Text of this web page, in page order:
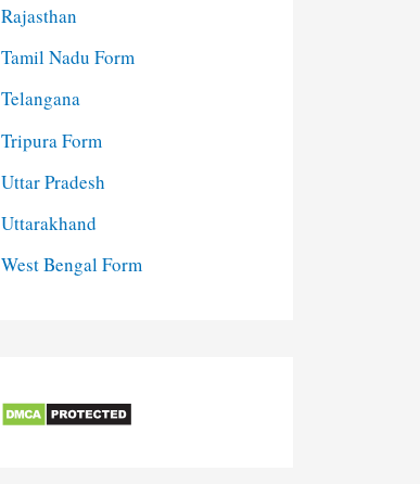
Rajasthan
Tamil Nadu Form
Telangana
Tripura Form
Uttar Pradesh
Uttarakhand
West Bengal Form